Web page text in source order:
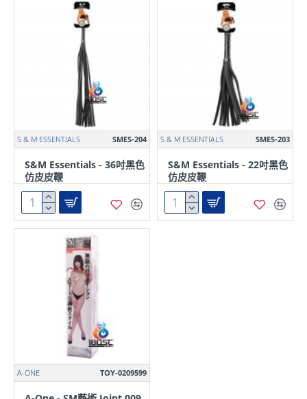
S & M ESSENTIALS SMES-204
S&M Essentials - 36吋黑色
仿皮皮鞭
S & M ESSENTIALS SMES-203
S&M Essentials - 22吋黑色
仿皮皮鞭
A-ONE TOY-0209599